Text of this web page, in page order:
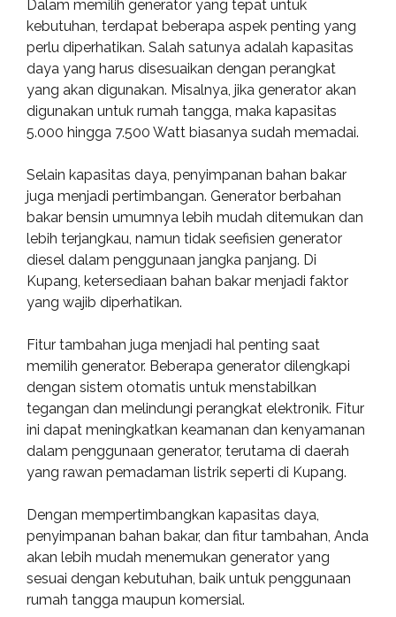
Dalam memilih generator yang tepat untuk
kebutuhan, terdapat beberapa aspek penting yang
perlu diperhatikan. Salah satunya adalah kapasitas
daya yang harus disesuaikan dengan perangkat
yang akan digunakan. Misalnya, jika generator akan
digunakan untuk rumah tangga, maka kapasitas
5.000 hingga 7.500 Watt biasanya sudah memadai.
Selain kapasitas daya, penyimpanan bahan bakar
juga menjadi pertimbangan. Generator berbahan
bakar bensin umumnya lebih mudah ditemukan dan
lebih terjangkau, namun tidak seefisien generator
diesel dalam penggunaan jangka panjang. Di
Kupang, ketersediaan bahan bakar menjadi faktor
yang wajib diperhatikan.
Fitur tambahan juga menjadi hal penting saat
memilih generator. Beberapa generator dilengkapi
dengan sistem otomatis untuk menstabilkan
tegangan dan melindungi perangkat elektronik. Fitur
ini dapat meningkatkan keamanan dan kenyamanan
dalam penggunaan generator, terutama di daerah
yang rawan pemadaman listrik seperti di Kupang.
Dengan mempertimbangkan kapasitas daya,
penyimpanan bahan bakar, dan fitur tambahan, Anda
akan lebih mudah menemukan generator yang
sesuai dengan kebutuhan, baik untuk penggunaan
rumah tangga maupun komersial.